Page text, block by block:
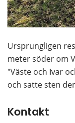
Ursprungligen
meter söder om
"Väste och Ivar
och satte sten
Kontakt